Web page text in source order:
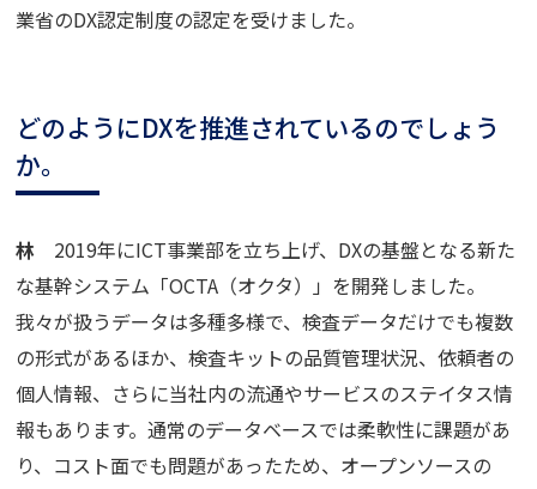
業省のDX認定制度の認定を受けました。
どのようにDXを推進されているのでしょう
か。
林 2019年にICT事業部を立ち上げ、DXの基盤となる新た
な基幹システム「OCTA（オクタ）」を開発しました。
我々が扱うデータは多種多様で、検査データだけでも複数
の形式があるほか、検査キットの品質管理状況、依頼者の
個人情報、さらに当社内の流通やサービスのステイタス情
報もあります。通常のデータベースでは柔軟性に課題があ
り、コスト面でも問題があったため、オープンソースの